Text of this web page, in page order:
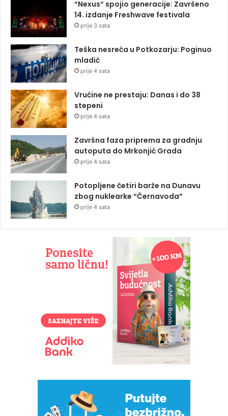
“Nexus“ spojio generacije: Završeno
14. izdanje Freshwave festivala
prije 3 sata
Teška nesreća u Potkozarju: Poginuo
mladić
prije 4 sata
Vrućine ne prestaju: Danas i do 38
stepeni
prije 4 sata
Završna faza priprema za gradnju
autoputa do Mrkonjić Grada
prije 4 sata
Potopljene četiri barže na Dunavu
zbog nuklearke “Černavoda”
prije 4 sata